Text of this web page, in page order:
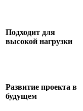
Подходит для
высокой нагрузки
Развитие проекта в
будущем